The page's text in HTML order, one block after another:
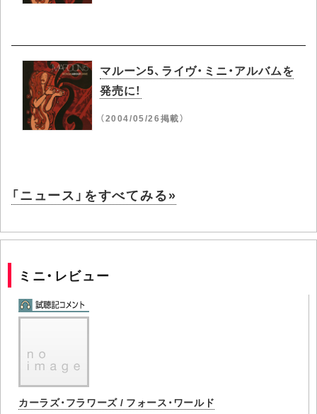
マルーン5、ライヴ・ミニ・アルバムを
発売に！
（2004/05/26掲載）
「ニュース」をすべてみる»
ミニ・レビュー
カーラズ・フラワーズ / フォース・ワールド